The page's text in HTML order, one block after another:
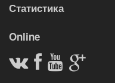
Статистика
Online